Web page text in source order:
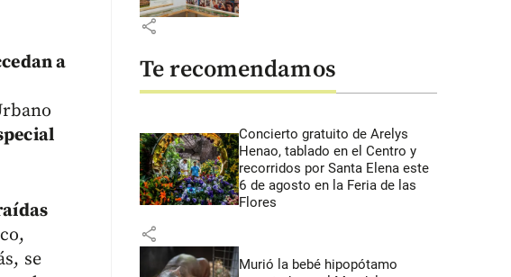
a
se
share
Te recomendamos
Concierto gratuito de Arelys
Henao, tablado en el Centro y
recorridos por Santa Elena este
6 de agosto en la Feria de las
Flores
share
Murió la bebé hipopótamo